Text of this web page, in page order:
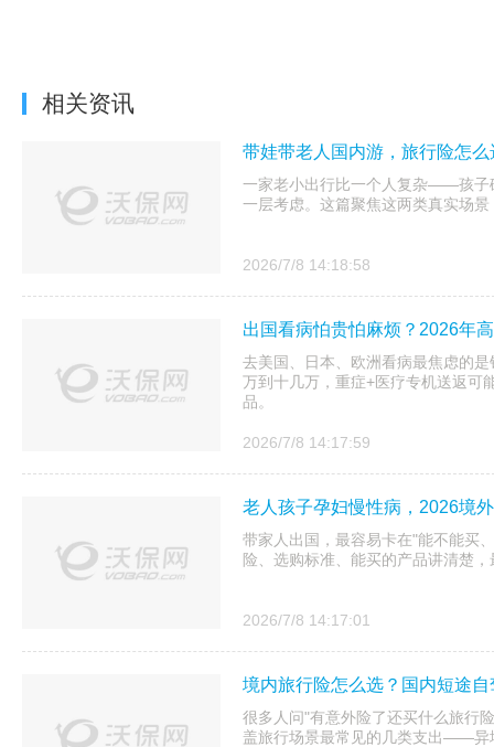
相关资讯
带娃带老人国内游，旅行险怎
一家老小出行比一个人复杂——孩子
一层考虑。这篇聚焦这两类真实场
2026/7/8 14:18:58
出国看病怕贵怕麻烦？2026年
去美国、日本、欧洲看病最焦虑的
万到十几万，重症+医疗专机送返可
品。
2026/7/8 14:17:59
老人孩子孕妇慢性病，2026境
带家人出国，最容易卡在"能不能买
险、选购标准、能买的产品讲清楚
2026/7/8 14:17:01
境内旅行险怎么选？国内短途
很多人问"有意外险了还买什么旅行
盖旅行场景最常见的几类支出——异